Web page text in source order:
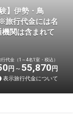
】伊勢・鳥
行代金には名
関は含まれて
代金（1～4名1室・税込）
円 55,870 円
表示旅行代金について